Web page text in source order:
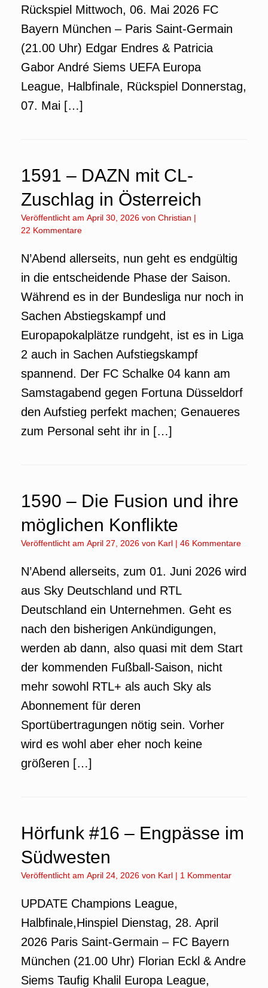
Rückspiel Mittwoch, 06. Mai 2026 FC
Bayern München – Paris Saint-Germain
(21.00 Uhr) Edgar Endres & Patricia
Gabor André Siems UEFA Europa
League, Halbfinale, Rückspiel Donnerstag,
07. Mai […]
1591 – DAZN mit CL-
Zuschlag in Österreich
Veröffentlicht am April 30, 2026 von Christian |
22 Kommentare
N’Abend allerseits, nun geht es endgültig
in die entscheidende Phase der Saison.
Während es in der Bundesliga nur noch in
Sachen Abstiegskampf und
Europapokalplätze rundgeht, ist es in Liga
2 auch in Sachen Aufstiegskampf
spannend. Der FC Schalke 04 kann am
Samstagabend gegen Fortuna Düsseldorf
den Aufstieg perfekt machen; Genaueres
zum Personal seht ihr in […]
1590 – Die Fusion und ihre
möglichen Konflikte
Veröffentlicht am April 27, 2026 von Karl | 46 Kommentare
N’Abend allerseits, zum 01. Juni 2026 wird
aus Sky Deutschland und RTL
Deutschland ein Unternehmen. Geht es
nach den bisherigen Ankündigungen,
werden ab dann, also quasi mit dem Start
der kommenden Fußball-Saison, nicht
mehr sowohl RTL+ als auch Sky als
Abonnement für deren
Sportübertragungen nötig sein. Vorher
wird es wohl aber eher noch keine
größeren […]
Hörfunk #16 – Engpässe im
Südwesten
Veröffentlicht am April 24, 2026 von Karl | 1 Kommentar
UPDATE Champions League,
Halbfinale,Hinspiel Dienstag, 28. April
2026 Paris Saint-Germain – FC Bayern
München (21.00 Uhr) Florian Eckl & Andre
Siems Taufig Khalil Europa League,